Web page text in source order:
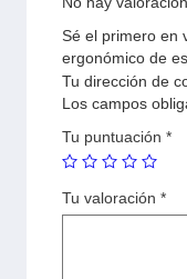
Sé el primero en
ergonómico de
Tu dirección de
Los campos
Tu puntuación *
Tu valoración *